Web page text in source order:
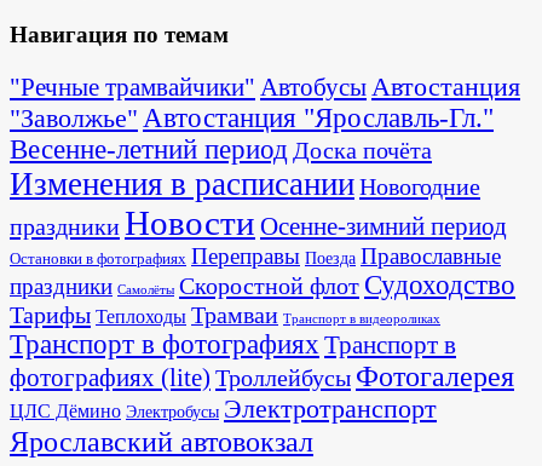
Навигация по темам
"Речные трамвайчики" АвтобусыАвтостанция
"Заволжье" Автостанция "Ярославль-Гл."
Весенне-летний период Доска почёта
Изменения в расписанииНовогодние
праздникиНовости Осенне-зимний период
Остановки в фотографиях Переправы Поезда Православные
праздники Самолёты Скоростной флот Судоходство
Тарифы Теплоходы Трамваи Транспорт в видеороликах
Транспорт в фотографияхТранспорт в
фотографиях (lite) Троллейбусы Фотогалерея
ЦЛС Дёмино Электробусы Электротранспорт
Ярославский автовокзал